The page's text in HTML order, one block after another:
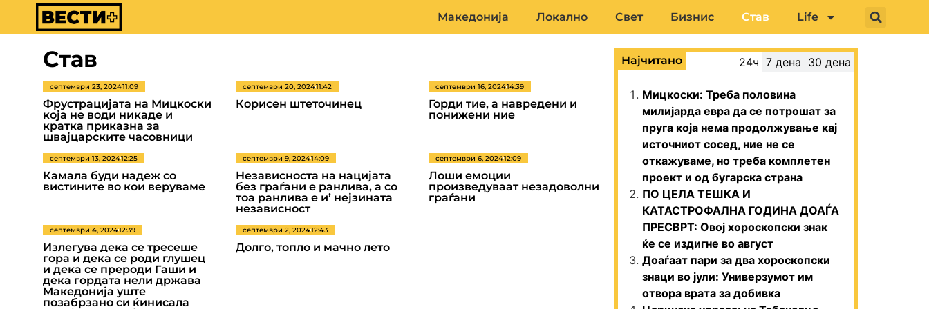
Македонија Локално Свет Бизнис Став Life
Став
септември 23, 202411:09
Фрустрацијата на Мицкоски
која не води никаде и
кратка приказна за
швајцарските часовници
септември 20, 202411:42
Корисен штеточинец
септември 16, 202414:39
Горди тие, а навредени и
понижени ние
септември 13, 202412:25
Камала буди надеж со
вистините во кои веруваме
септември 9, 202414:09
Независноста на нацијата
без граѓани е ранлива, а со
тоа ранлива е и’ нејзината
независност
септември 6, 202412:09
Лоши емоции
произведуваат незадоволни
граѓани
септември 4, 202412:39
Излегува дека се тресеше
гора и дека се роди глушец
и дека се прероди Гаши и
дека гордата нели држава
Македонија уште
позабрзано си ќинисала
септември 2, 202412:43
Долго, топло и мачно лето
Најчитано 24ч 7 дена 30 дена
Мицкоски: Треба половина
милијарда евра да се потрошат за
пруга која нема продолжување кај
источниот сосед, ние не се
откажуваме, но треба комплетен
проект и од бугарска страна
ПО ЦЕЛА ТЕШКА И
КАТАСТРОФАЛНА ГОДИНА ДОАЃА
ПРЕСВРТ: Овој хороскопски знак
ќе се издигне во август
Доаѓаат пари за два хороскопски
знаци во јули: Универзумот им
отвора врата за добивка